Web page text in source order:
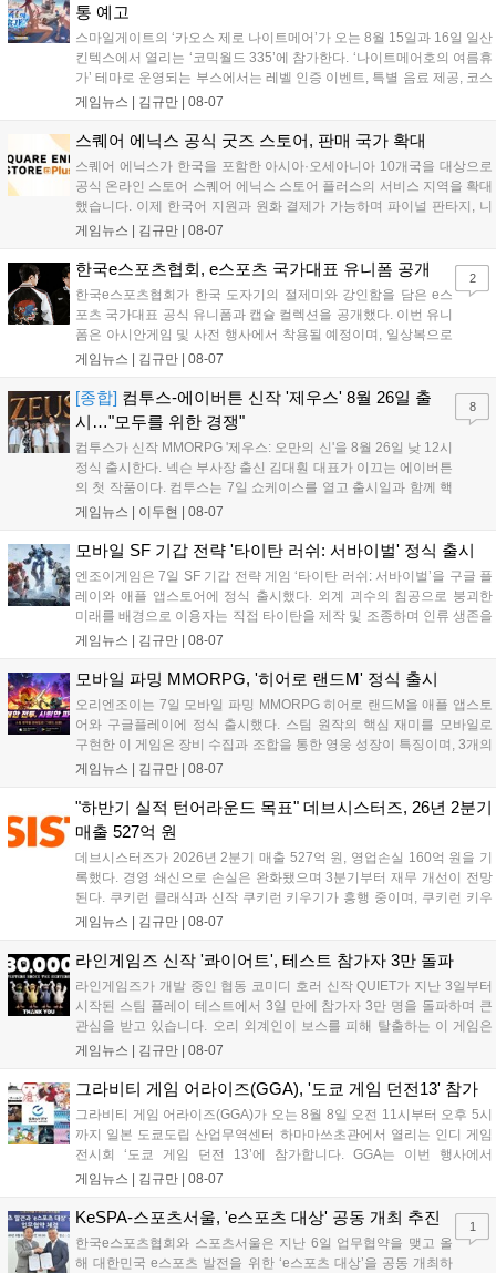
통 예고
스마일게이트의 ‘카오스 제로 나이트메어’가 오는 8월 15일과 16일 일산
킨텍스에서 열리는 ‘코믹월드 335’에 참가한다. ‘나이트메어호의 여름휴
가’ 테마로 운영되는 부스에서는 레벨 인증 이벤트, 특별 음료 제공, 코스
프레 모델 포토존 등 다채로운 행사가 진행된다. 유명 코스어 7인이 캐릭
세한 정보는 공식 커뮤니티에서 확인 가능하다....
게임뉴스 | 김규만 08-07
스퀘어 에닉스 공식 굿즈 스토어, 판매 국가 확대
스퀘어 에닉스가 한국을 포함한 아시아·오세아니아 10개국을 대상으로
공식 온라인 스토어 스퀘어 에닉스 스토어 플러스의 서비스 지역을 확대
했습니다. 이제 한국어 지원과 원화 결제가 가능하며 파이널 판타지, 니
어 등 주요 게임의 피규어, 굿즈를 구매할 수 있습니다. 신상품이 순차적
용 가능합니다....
게임뉴스 | 김규만 08-07
한국e스포츠협회, e스포츠 국가대표 유니폼 공개
한국e스포츠협회가 한국 도자기의 절제미와 강인함을 담은 e스
포츠 국가대표 공식 유니폼과 캡슐 컬렉션을 공개했다. 이번 유니
폼은 아시안게임 및 사전 행사에서 착용될 예정이며, 일상복으로
구성된 컬렉션은 오는 8월 28일부터 골스튜디오 공식 홈페이지
서는 대회 규정에 따라 별도의 유니폼을 착용할 계획이다....
게임뉴스 | 김규만 08-07
2
[종합] 컴투스-에이버튼 신작 '제우스' 8월 26일 출
시…"모두를 위한 경쟁"
컴투스가 신작 MMORPG '제우스: 오만의 신'을 8월 26일 낮 12시
정식 출시한다. 넥슨 부사장 출신 김대훤 대표가 이끄는 에이버튼
의 첫 작품이다. 컴투스는 7일 쇼케이스를 열고 출시일과 함께 핵
심 콘텐츠, 유료화 정책, 운영 방향을 공개했다. 캐릭터명 선점은
의 오만으로 균열이...
게임뉴스 | 이두현 08-07
8
모바일 SF 기갑 전략 '타이탄 러쉬: 서바이벌' 정식 출시
엔조이게임은 7일 SF 기갑 전략 게임 ‘타이탄 러쉬: 서바이벌’을 구글 플
레이와 애플 앱스토어에 정식 출시했다. 외계 괴수의 침공으로 붕괴한
미래를 배경으로 이용자는 직접 타이탄을 제작 및 조종하며 인류 생존을
위한 전투를 펼친다. 지휘관 모집, 피난처 운영, 연맹 협동 콘텐츠가 특징
지원 보상을 제공한다. 상세 내용은 공식 커뮤니티에서 확인 가능하다....
게임뉴스 | 김규만 08-07
모바일 파밍 MMORPG, '히어로 랜드M' 정식 출시
오리엔조이는 7일 모바일 파밍 MMORPG 히어로 랜드M을 애플 앱스토
어와 구글플레이에 정식 출시했다. 스팀 원작의 핵심 재미를 모바일로
구현한 이 게임은 장비 수집과 조합을 통한 영웅 성장이 특징이며, 3개의
무기 스킬을 활용한 전략적 전투와 길드전 등 다양한 콘텐츠를 제공한
혜택을 지급하며, 상세 내용은 공식 라운지에서 확인할 수 있다. 이용자
는 게임 접속 및 주요 콘텐츠 플레이를 통해 성장을 지원받을 수 있다....
게임뉴스 | 김규만 08-07
"하반기 실적 턴어라운드 목표" 데브시스터즈, 26년 2분기
매출 527억 원
데브시스터즈가 2026년 2분기 매출 527억 원, 영업손실 160억 원을 기
록했다. 경영 쇄신으로 손실은 완화됐으며 3분기부터 재무 개선이 전망
된다. 쿠키런 클래식과 신작 쿠키런 키우기가 흥행 중이며, 쿠키런 키우
기는 13일 첫 업데이트를 시작으로 2주 간격의 콘텐츠를 제공한다. 또한
이다. 회사는 비용 효율화와 신작 흥행을 통해 하반기 실적 턴어라운드
를 이끌 방침이다....
게임뉴스 | 김규만 08-07
라인게임즈 신작 '콰이어트', 테스트 참가자 3만 돌파
라인게임즈가 개발 중인 협동 코미디 호러 신작 QUIET가 지난 3일부터
시작된 스팀 플레이 테스트에서 3일 만에 참가자 3만 명을 돌파하며 큰
관심을 받고 있습니다. 오리 외계인이 보스를 피해 탈출하는 이 게임은
최대 4인 협동을 지원하며, 소음 관리와 물리 법칙을 활용한 전략적 플레
을 개선 중이며, 상세 정보는 스팀 페이지에서 확인 가능합니다....
게임뉴스 | 김규만 08-07
그라비티 게임 어라이즈(GGA), '도쿄 게임 던전13' 참가
그라비티 게임 어라이즈(GGA)가 오는 8월 8일 오전 11시부터 오후 5시
까지 일본 도쿄도립 산업무역센터 하마마쓰초관에서 열리는 인디 게임
전시회 ‘도쿄 게임 던전 13’에 참가합니다. GGA는 이번 행사에서
‘JALECO ARCADE COLLECTION’ 시리즈의 미공개 작품 12종을 최초
입니다. 시연 참여 관람객에게는 선착순으로 특별 굿즈를 증정하며, 인
디 게임 생태계 활성화와 신규 타이틀 반응 확인을 목표로 합니다....
게임뉴스 | 김규만 08-07
KeSPA-스포츠서울, 'e스포츠 대상' 공동 개최 추진
한국e스포츠협회와 스포츠서울은 지난 6일 업무협약을 맺고 올
해 대한민국 e스포츠 발전을 위한 ‘e스포츠 대상’을 공동 개최하
1